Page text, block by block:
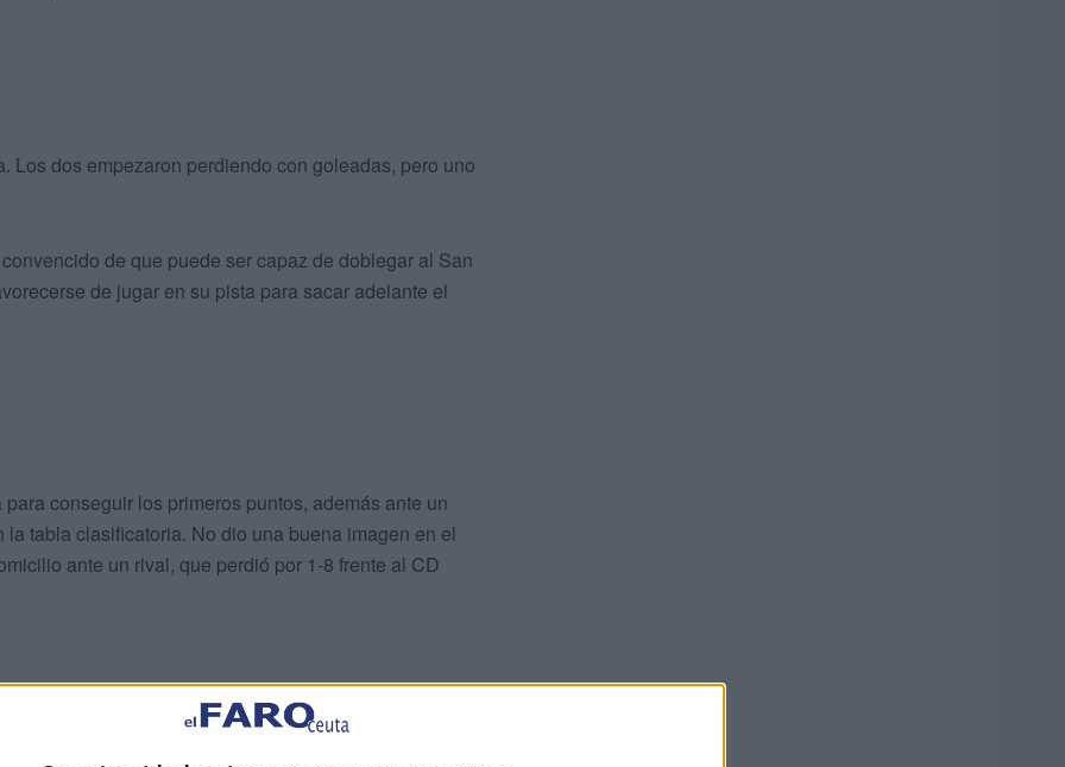
Los dos empezaron perdiendo con goleadas, pero uno
de que puede ser capaz de doblegar al San
de jugar en su pista para sacar adelante el
conseguir los primeros puntos, además ante un
tabla clasificatoria. No dio una buena imagen en el
ante un rival, que perdió por 1-8 frente al CD